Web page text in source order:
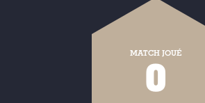
MATCH JOUÉ
0